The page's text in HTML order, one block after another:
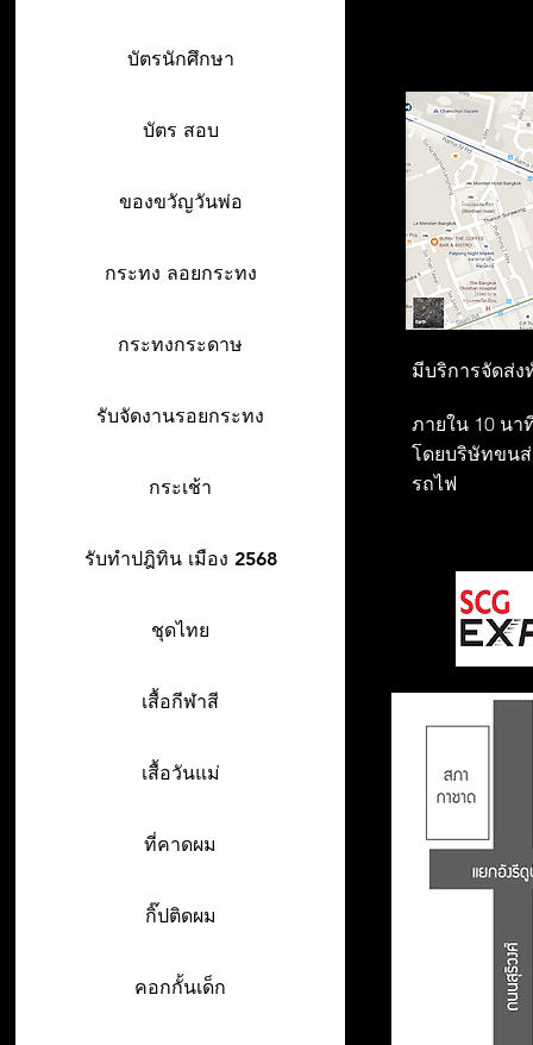
บัตรนักศึกษา
บัตร สอบ
ของขวัญวันพ่อ
กระทง ลอยกระทง
กระทงกระดาษ
รับจัดงานรอยกระทง
กระเช้า
รับทำปฎิทิน เมือง 2568
ชุดไทย
เสื้อกีฬาสี
เสื้อวันแม่
ที่คาดผม
กิ๊ปติดผม
คอกกั้นเด็ก
มีบริการจัดส่ง
ภายใน 10 นา
โดยบริษัทขน
รถไฟ